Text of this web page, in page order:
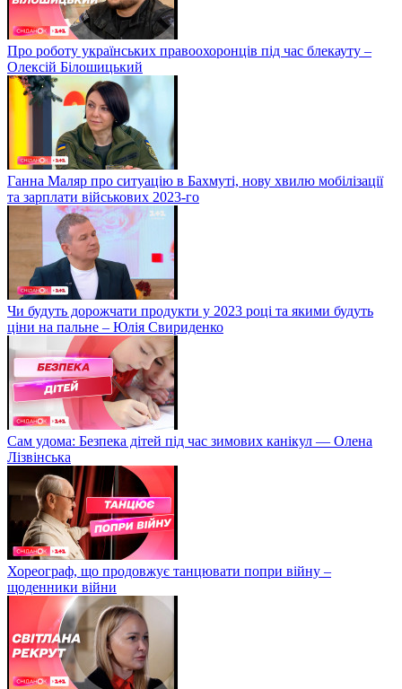
Про роботу українських правоохоронців під час блекауту –
Олексій Білошицький
Ганна Маляр про ситуацію в Бахмуті, нову хвилю мобілізації
та зарплати військових 2023-го
Чи будуть дорожчати продукти у 2023 році та якими будуть
ціни на пальне – Юлія Свириденко
Сам удома: Безпека дітей під час зимових канікул — Олена
Лізвінська
Хореограф, що продовжує танцювати попри війну –
щоденники війни